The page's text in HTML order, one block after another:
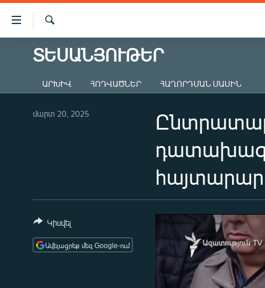
Մատչելիության
հղումներ
հիմնական
մենյուին
ԱԶԱՏՈՒԹՅՈՒՆ TV
ՔԱՂԱՔԱԿԱՆ
ԸՆՏՐՈՒԹՅՈՒՆՆԵՐ 2026
ՂԱՐԱԲԱՂ
ՊԱՏԵՐԱԶՄԻ 6 ՇԱԲԱԹՆԵՐԸ
ՏԱՐԱԾԱՇՐՋԱՆ
ՏԵՍԱՆՅՈՒԹԵՐ
ԱՐԽԻՎ ՀՈԴՎԱԾՆԵՐ ՀԱՂՈՐԴՄԱՆ ՄԱՍԻՆ
մարտ 20, 2025
Կիսվել
Ավելացրեք մեզ Google-ում